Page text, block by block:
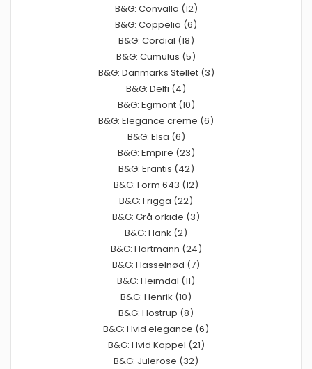
B&G: Convalla (12)
B&G: Coppelia (6)
B&G: Cordial (18)
B&G: Cumulus (5)
B&G: Danmarks Stellet (3)
B&G: Delfi (4)
B&G: Egmont (10)
B&G: Elegance creme (6)
B&G: Elsa (6)
B&G: Empire (23)
B&G: Erantis (42)
B&G: Form 643 (12)
B&G: Frigga (22)
B&G: Grå orkide (3)
B&G: Hank (2)
B&G: Hartmann (24)
B&G: Hasselnød (7)
B&G: Heimdal (11)
B&G: Henrik (10)
B&G: Hostrup (8)
B&G: Hvid elegance (6)
B&G: Hvid Koppel (21)
B&G: Julerose (32)